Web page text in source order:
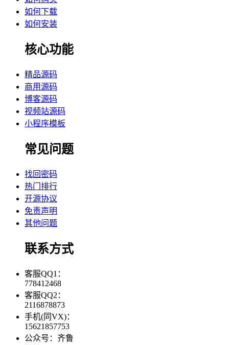
如何下载
如何安装
核心功能
精品源码
商用源码
博客源码
视频站源码
小程序模板
常见问题
找回密码
热门排行
开源协议
免责声明
其他问题
联系方式
客服QQ1：
778412468
客服QQ2：
2116878873
手机(同VX)：
15621857753
公众号：齐鲁